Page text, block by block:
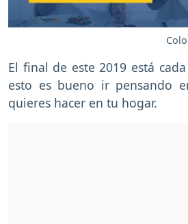
El final de este 2019 está
esto es bueno ir pensando
quieres hacer en tu hogar.